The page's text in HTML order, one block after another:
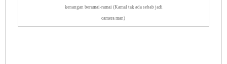
kenangan beramai-ramai (Kamal tak ada sebab jadi
camera man)